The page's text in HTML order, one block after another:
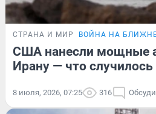
СТРАНА И МИР ВОЙНА НА
США нанесли мощные
Ирану — что случилось
8 июля, 2026, 07:25 316